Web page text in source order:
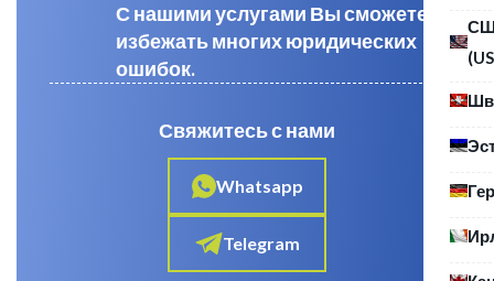
С нашими услугами Вы сможете
избежать многих юридических
ошибок.
Свяжитесь с нами
Whatsapp
Telegram